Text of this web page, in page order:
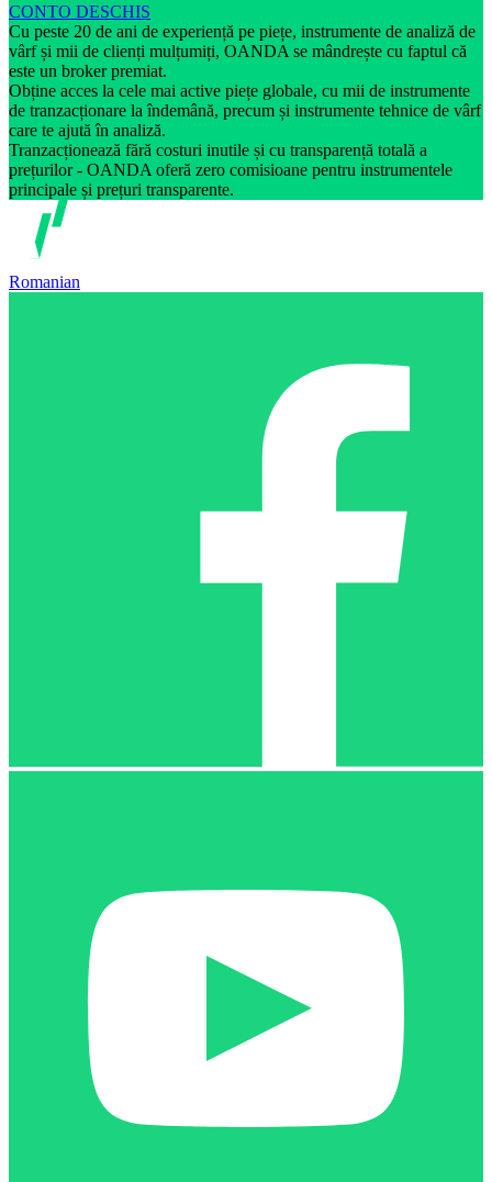
CONTO DESCHIS
Cu peste 20 de ani de experiență pe piețe, instrumente de analiză de
vârf și mii de clienți mulțumiți, OANDA se mândrește cu faptul că
este un broker premiat.
Obține acces la cele mai active piețe globale, cu mii de instrumente
de tranzacționare la îndemână, precum și instrumente tehnice de vârf
care te ajută în analiză.
Tranzacționează fără costuri inutile și cu transparență totală a
prețurilor - OANDA oferă zero comisioane pentru instrumentele
principale și prețuri transparente.
Romanian